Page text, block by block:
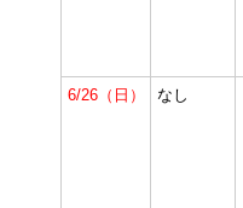
6/26（日） なし